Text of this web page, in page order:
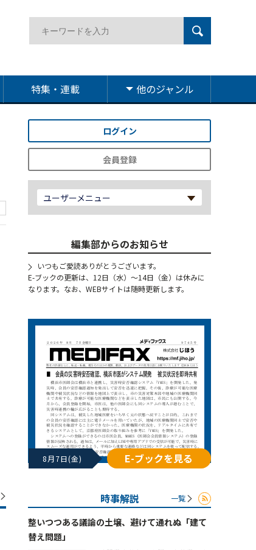
特集・連載 他のジャンル
ログイン
会員登録
ユーザーメニュー
編集部からのお知らせ
いつもご愛読ありがとうございます。
E-ブックの更新は、12日（水）～14日（金）は休みに
なります。なお、WEBサイトは随時更新します。
8月7日(金) E-ブックを見る
時事解説 一覧
整いつつある議論の土壌、避けて通れぬ「建て
替え問題」